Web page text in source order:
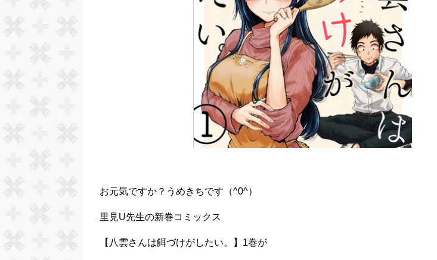
お元気ですか？うめきちです（^0^）
里見U先生の新巻コミックス
【八雲さんは餌づけがしたい。】1巻が